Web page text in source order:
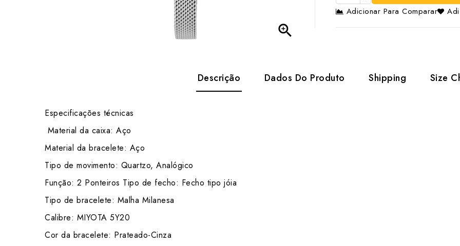

Adicionar Para Comparar
Descrição Dados Do Produto Shipping Size
Especificações técnicas
Material da caixa: Aço
Material da bracelete: Aço
Tipo de movimento: Quartzo, Analógico
Função: 2 Ponteiros Tipo de fecho: Fecho tipo jóia
Tipo de bracelete: Malha Milanesa
Calibre: MIYOTA 5Y20
Cor da bracelete: Prateado-Cinza